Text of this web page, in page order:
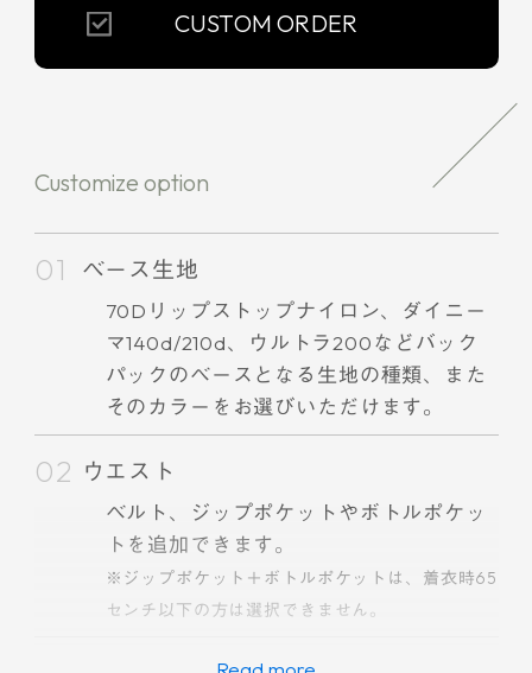
CUSTOM ORDER
Customize option
ベース生地
70Dリップストップナイロン、ダイニー
マ140d/210d、ウルトラ200などバック
パックのベースとなる生地の種類、また
そのカラーをお選びいただけます。
ウエスト
ベルト、ジップポケットやボトルポケッ
トを追加できます。
※ジップポケット＋ボトルポケットは、着衣時65
センチ以下の方は選択できません。